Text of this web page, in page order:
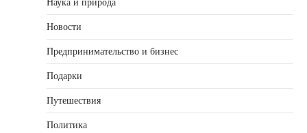
Наука и природа
Новости
Предпринимательство и бизнес
Подарки
Путешествия
Политика